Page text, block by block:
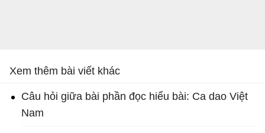
Xem thêm bài viết khác
Câu hỏi giữa bài phần đọc hiểu bài: Ca dao Việt
Nam